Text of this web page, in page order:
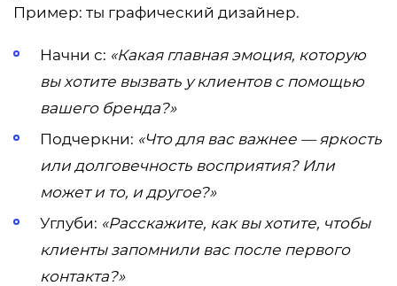
Пример: ты графический дизайнер.
Начни с: «Какая главная эмоция, которую
вы хотите вызвать у клиентов с помощью
вашего бренда?»
Подчеркни: «Что для вас важнее — яркость
или долговечность восприятия? Или
может и то, и другое?»
Углуби: «Расскажите, как вы хотите, чтобы
клиенты запомнили вас после первого
контакта?»